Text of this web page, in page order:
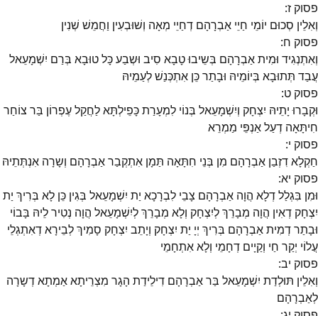
פסוק ז:
וְאִלֵין סְכוּם יוֹמֵי חַיֵי אַבְרָהָם דְחַיֵי מְאָה וְשׁוּבְעִין וַחֲמֵשׁ שְׁנִין
פסוק ח:
וְאִתְנְגִיד וּמִית אַבְרָהָם בְּשֵיבוּ טָבָא סִיב וּשְבַע כָּל טוּבָא בְּרַם יִשְׁמָעֵאל
עֲבַד תְּתוּבָא בְּיוֹמֵיהּ וּבָתַר כֵּן אִתְכְּנַשׁ לְעַמֵיהּ
פסוק ט:
וּקְבָרוּ יָתֵיהּ יִצְחָק וְיִשְׁמָעֵאל בְּנוֹי לִמְעָרַת כָּפֵילְתָּא לַחֲקַל עֶפְרוֹן בַּר צוֹחַר
חִיתָּאָה דְעַל אַנְפֵּי מַמְרֵא
פסוק י:
חַקְלָא דִזְבַן אַבְרָהָם מִן בְּנֵי חִתָּאָה תַּמָן אִתְקְבַר אַבְרָהָם וְשָרָה אִנְתְּתֵיהּ
פסוק יא:
וּמִן בִּגְלַל דְלָא הֲוָה אַבְרָהָם צָבֵי לִבְרָכָא יַת יִשְׁמָעֵאל בְּגִין כֵּן לָא בְּרִיךְ יַת
יִצְחָק דְאִין הֲוָה מְבָרֵךְ לְיִצְחָק וְלָא מְבָרֵךְ לְיִשְׁמָעֵאל הֲוָה נְטִיר לֵיהּ בָּבוֹי
וּבָתַר דְמִית אַבְרָהָם בְּרִיךְ יְיָ יַת יִצְחָק וְיָתֵב יִצְחָק סָמִיךְ לְבֵירָא דְאִתְגְלֵי
עֲלוֹי יְקַר חַי וְקַיָים דְחָמֵי וְלָא אִתְחָמֵי
פסוק יב:
וְאִלֵין תּוּלְדַת יִשְׁמָעֵאל בַּר אַבְרָהָם דִילֵידַת הָגָר מִצְרֵיתָא אַמְתָא דְשָרָה
לְאַבְרָהָם